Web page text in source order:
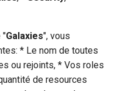
"Galaxies", vous
* Le nom de toutes
ou rejoints, * Vos roles
de resources